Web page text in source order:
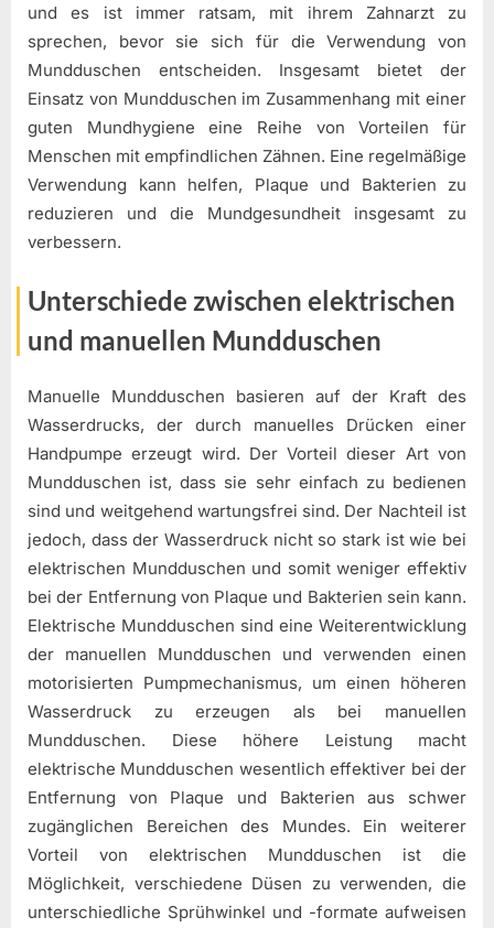
und es ist immer ratsam, mit ihrem Zahnarzt zu
sprechen, bevor sie sich für die Verwendung von
Mundduschen entscheiden. Insgesamt bietet der
Einsatz von Mundduschen im Zusammenhang mit einer
guten Mundhygiene eine Reihe von Vorteilen für
Menschen mit empfindlichen Zähnen. Eine regelmäßige
Verwendung kann helfen, Plaque und Bakterien zu
reduzieren und die Mundgesundheit insgesamt zu
verbessern.
Unterschiede zwischen elektrischen
und manuellen Mundduschen
Manuelle Mundduschen basieren auf der Kraft des
Wasserdrucks, der durch manuelles Drücken einer
Handpumpe erzeugt wird. Der Vorteil dieser Art von
Mundduschen ist, dass sie sehr einfach zu bedienen
sind und weitgehend wartungsfrei sind. Der Nachteil ist
jedoch, dass der Wasserdruck nicht so stark ist wie bei
elektrischen Mundduschen und somit weniger effektiv
bei der Entfernung von Plaque und Bakterien sein kann.
Elektrische Mundduschen sind eine Weiterentwicklung
der manuellen Mundduschen und verwenden einen
motorisierten Pumpmechanismus, um einen höheren
Wasserdruck zu erzeugen als bei manuellen
Mundduschen. Diese höhere Leistung macht
elektrische Mundduschen wesentlich effektiver bei der
Entfernung von Plaque und Bakterien aus schwer
zugänglichen Bereichen des Mundes. Ein weiterer
Vorteil von elektrischen Mundduschen ist die
Möglichkeit, verschiedene Düsen zu verwenden, die
unterschiedliche Sprühwinkel und -formate aufweisen